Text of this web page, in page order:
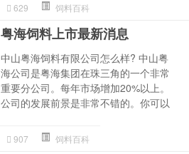
629 饲料百科
粤海饲料上市最新消息
中山粤海饲料有限公司怎么样? 中山粤
海公司是粤海集团在珠三角的一个非常
重要分公司。每年市场增加20%以上。
公司的发展前景是非常不错的。你可以
907 饲料百科